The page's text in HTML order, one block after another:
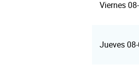
Viernes
Jueves